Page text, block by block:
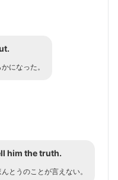
になった。
him the truth.
とうのことが言えない。